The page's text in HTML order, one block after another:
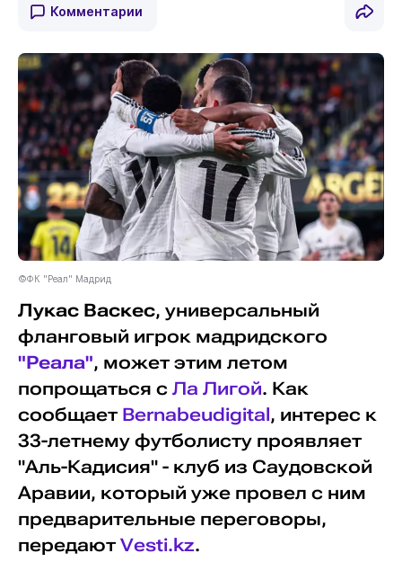
Комментарии
©ФК "Реал" Мадрид
Лукас Васкес, универсальный
фланговый игрок мадридского
"Реала", может этим летом
попрощаться с Ла Лигой. Как
сообщает Вernabeudigital, интерес к
33-летнему футболисту проявляет
"Аль-Кадисия" - клуб из Саудовской
Аравии, который уже провел с ним
предварительные переговоры,
передают Vesti.kz.